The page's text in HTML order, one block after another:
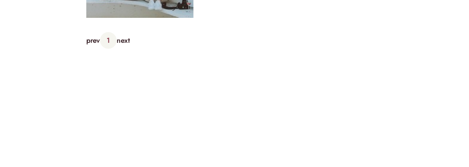
prev 1 next